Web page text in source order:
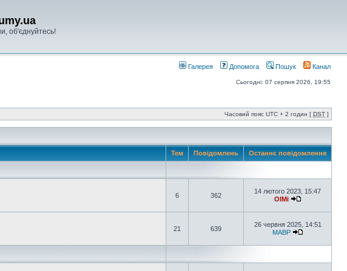
об'єднуйтесь!
Галерея Допомога Пошук Канал
Сьогодні: 07 серпня 2026, 19:55
Часовий пояс UTC + 2 годин [ DST ]
Тем Повідомлень Останнє повідомлення
6 362
14 лютого 2023, 15:47
OlMi
21 639
26 червня 2025, 14:51
MABP